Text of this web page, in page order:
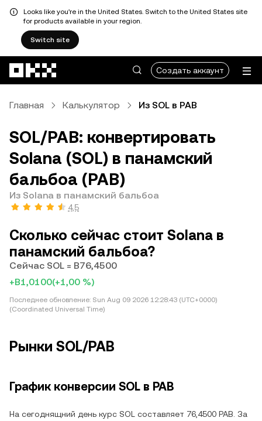
Looks like you're in the United States. Switch to the United States site
for products available in your region.
Switch site
Создать аккаунт
Главная Калькулятор Из SOL в PAB
SOL/PAB: конвертировать
Solana (SOL) в панамский
бальбоа (PAB)
Из Solana в панамский бальбоа
4,5
Сколько сейчас стоит Solana в
панамский бальбоа?
Сейчас SOL = B76,4500
+B1,0100(+1,00 %)
Последнее обновление: Sun Aug 09 2026 12:28:43 (UTC+0000)
(Coordinated Universal Time)
Рынки SOL/PAB
График конверсии SOL в PAB
На сегоднящний день курс SOL составляет 76,4500 PAB. За